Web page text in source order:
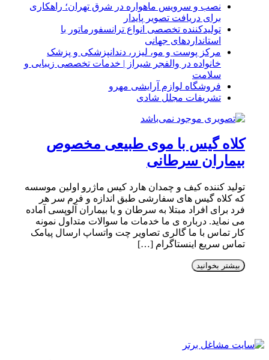
نصب و سرویس ماهواره در شرق تهران؛ راهکاری
برای دریافت تصویر پایدار
تولیدکننده تخصصی انواع ترانسفورماتور با
استانداردهای جهانی
مرکز پوست و مو، لیزر، دندانپزشکی و پزشک
خانواده در والفجر شیراز | خدمات تخصصی زیبایی و
سلامت
فروشگاه لوازم آرایشی مهرو
تشریفات مجلل شادی
کلاه گیس با موی طبیعی مخصوص
بیماران سرطانی
تولید کننده کیف و چمدان هارد کیس ماژرو اولین موسسه
که کلاه گیس های سفارشی طبق اندازه و فرم سر هر
فرد برای افراد مبتلا به سرطان و یا بیماران آلوپسی آماده
می نماید. درباره ی ما خدمات ما سوالات متداول نمونه
کار تماس با ما گالری تصاویر چت واتساپ ارسال پیامک
تماس سریع اینستاگرام […]
بیشتر بخوانید